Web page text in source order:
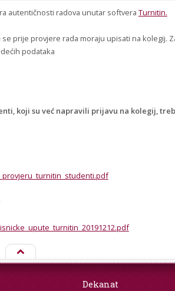
autentičnosti radova unutar softvera Turnitin.
prije provjere rada moraju upisati na kolegij.
podataka
koji su već napravili prijavu na kolegij,
Dekanat